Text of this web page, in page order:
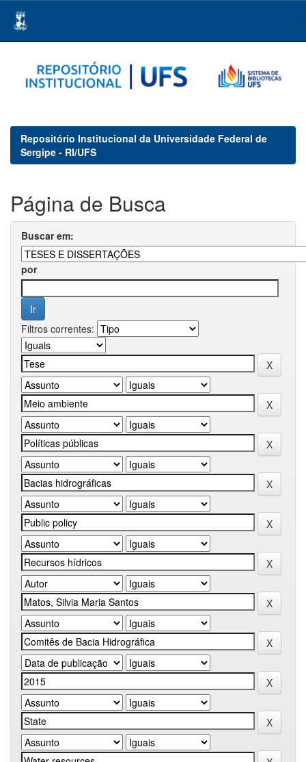
navigation
Repositório Institucional da Universidade Federal de
Sergipe - RI/UFS
Página de Busca
Buscar em:
por
Filtros correntes: